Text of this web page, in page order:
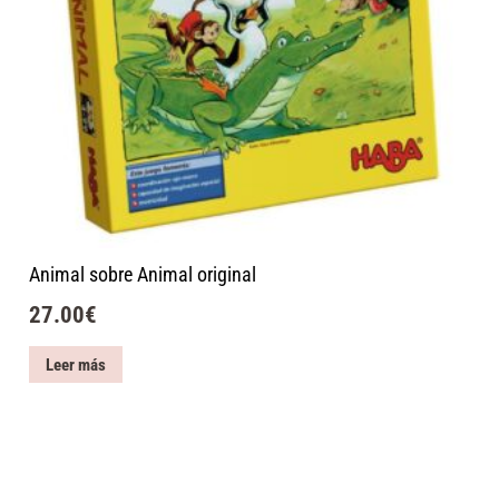
Animal sobre Animal original
27.00€
Leer más